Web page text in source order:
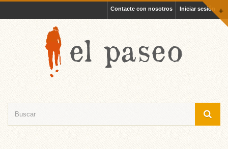
+
Iniciar sesión
Contacte con nosotros